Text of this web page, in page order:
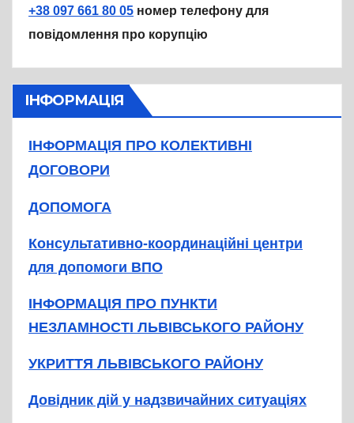
+38 097 661 80 05 номер телефону для
повідомлення про корупцію
ІНФОРМАЦІЯ
ІНФОРМАЦІЯ ПРО КОЛЕКТИВНІ
ДОГОВОРИ
ДОПОМОГА
Консультативно-координаційні центри
для допомоги ВПО
ІНФОРМАЦІЯ ПРО ПУНКТИ
НЕЗЛАМНОСТІ ЛЬВІВСЬКОГО РАЙОНУ
УКРИТТЯ ЛЬВІВСЬКОГО РАЙОНУ
Довідник дій у надзвичайних ситуаціях